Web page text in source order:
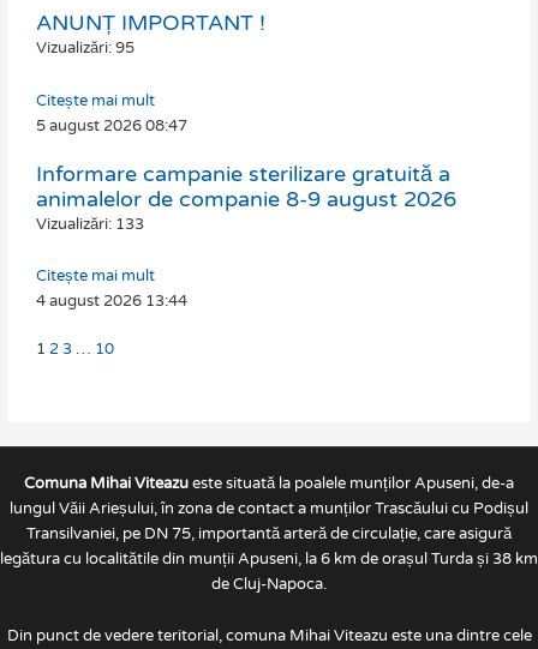
ANUNȚ IMPORTANT !
Vizualizări: 95
Citește mai mult
5 august 202608:47
Informare campanie sterilizare gratuită a
animalelor de companie 8-9 august 2026
Vizualizări: 133
Citește mai mult
4 august 2026 13:44
Page
1
Page
2
Page
3 …
Page
10
Comuna Mihai Viteazueste situată la poalele munților Apuseni, de-a
lungul Văii Arieșului, în zona de contact a munților Trascăului cu Podișul
Transilvaniei, pe DN 75, importantă arteră de circulație, care asigură
legătura cu localitătile din munții Apuseni, la 6 km de orașul Turda și 38 km
de Cluj-Napoca.
Din punct de vedere teritorial, comuna Mihai Viteazu este una dintre cele